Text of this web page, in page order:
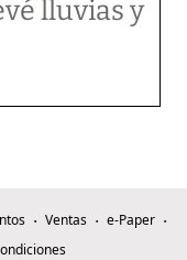
lluvias y
Ventas
e-Paper